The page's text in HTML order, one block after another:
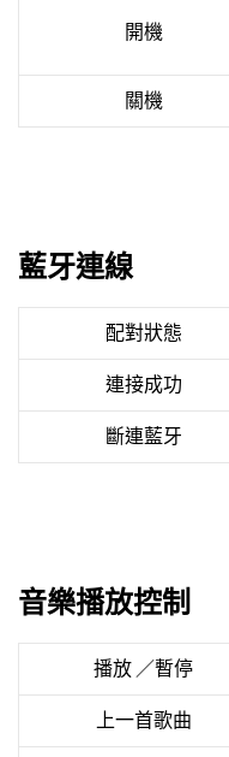
開機
關機
藍牙連線
配對狀態
連接成功
斷連藍牙
音樂播放控制
播放 ／暫停
上一首歌曲